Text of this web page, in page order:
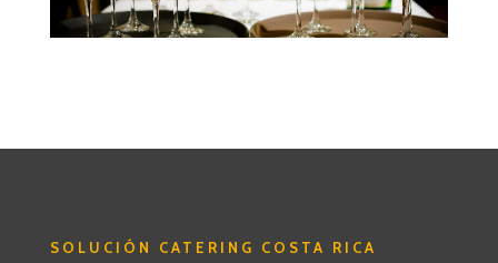
SOLUCIÓN CATERING COSTA RICA